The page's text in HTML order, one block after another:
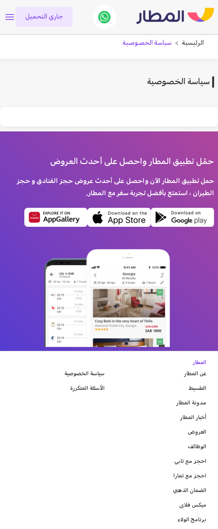
جاري التحميل
الرئيسية سياسة الخصوصية
سياسة الخصوصية
حمّل تطبيق المطار واحصل على أحدث العروض
حمل تطبيق المطار الآن واحصل على أحدث عروض حجز الفنادق و حجز
الطيران ، استمتع بأفضل تجربة سفر مع المطار.
المطار
عن المطار
التقسيط
مدونة المطار
أخبار المطار
العروض
الوظائف
احجز مع تابي
احجز مع تمارا
الضمان الذهبي
ميكس فلاى
برنامج الولاء
سياسة الخصوصية
الأسئلة المتكررة